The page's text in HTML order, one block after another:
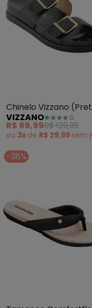
Chinelo Vizzano
em Sintético
VIZZANO
R$ 89,99R$ 129,99
ou 3x de R$ 29,99 sem
-38%